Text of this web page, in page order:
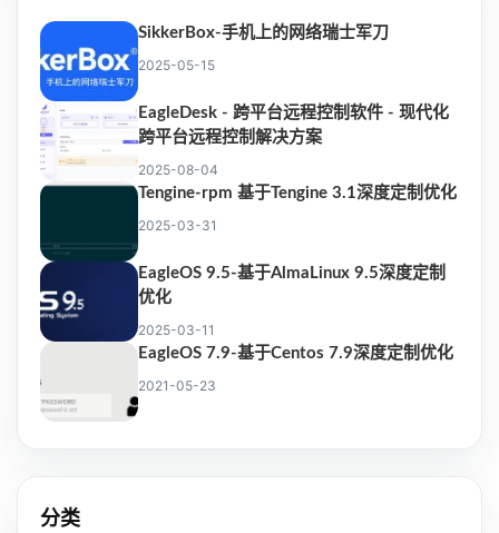
SikkerBox-手机上的网络瑞士军刀
2025-05-15
EagleDesk - 跨平台远程控制软件 - 现代化
跨平台远程控制解决方案
2025-08-04
Tengine-rpm 基于Tengine 3.1深度定制优化
2025-03-31
EagleOS 9.5-基于AlmaLinux 9.5深度定制
优化
2025-03-11
EagleOS 7.9-基于Centos 7.9深度定制优化
2021-05-23
分类